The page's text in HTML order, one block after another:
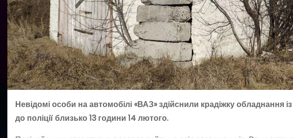
Невідомі особи на автомобілі «ВАЗ» здійснили крадіжку
до поліції близько 13 години 14 лютого.